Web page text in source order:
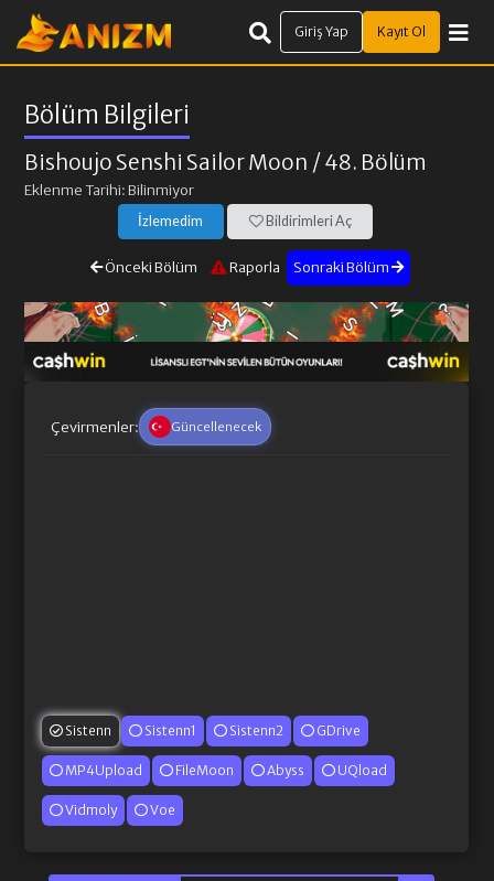
Giriş Yap Kayıt Ol
Bölüm Bilgileri
Bishoujo Senshi Sailor Moon / 48. Bölüm
Eklenme Tarihi: Bilinmiyor
İzlemedim Bildirimleri Aç
Önceki Bölüm Raporla Sonraki Bölüm
Çevirmenler: Güncellenecek
Sistenn Sistenn1 Sistenn2 GDrive
MP4Upload FileMoon Abyss UQload
Vidmoly Voe